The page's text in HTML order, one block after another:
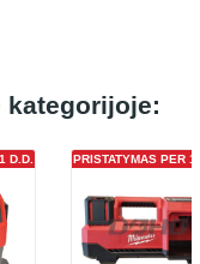
kategorijoje:
D.D. PRISTATYMAS PER 1